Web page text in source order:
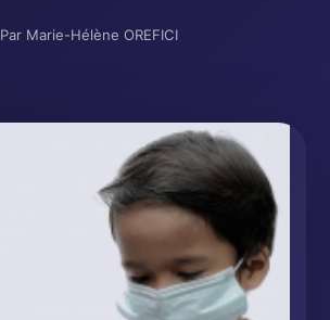
Par Marie-Hélène OREFICI